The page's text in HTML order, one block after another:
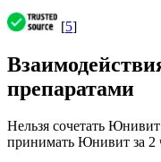
[5]
препаратами
Нельзя сочетать
принимать Юнивит за 2